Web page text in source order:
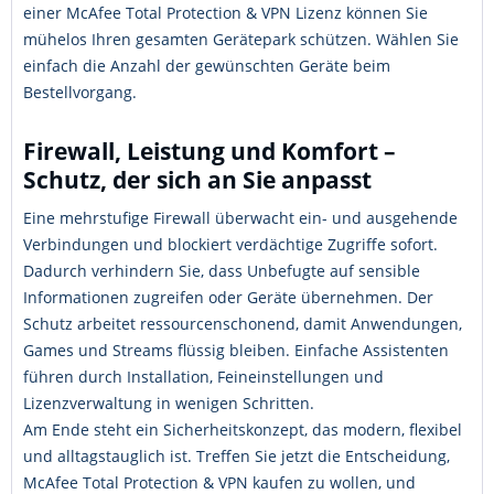
einer McAfee Total Protection & VPN Lizenz können Sie
mühelos Ihren gesamten Gerätepark schützen. Wählen Sie
einfach die Anzahl der gewünschten Geräte beim
Bestellvorgang.
Firewall, Leistung und Komfort –
Schutz, der sich an Sie anpasst
Eine mehrstufige Firewall überwacht ein- und ausgehende
Verbindungen und blockiert verdächtige Zugriffe sofort.
Dadurch verhindern Sie, dass Unbefugte auf sensible
Informationen zugreifen oder Geräte übernehmen. Der
Schutz arbeitet ressourcenschonend, damit Anwendungen,
Games und Streams flüssig bleiben. Einfache Assistenten
führen durch Installation, Feineinstellungen und
Lizenzverwaltung in wenigen Schritten.
Am Ende steht ein Sicherheitskonzept, das modern, flexibel
und alltagstauglich ist. Treffen Sie jetzt die Entscheidung,
McAfee Total Protection & VPN kaufen zu wollen, und